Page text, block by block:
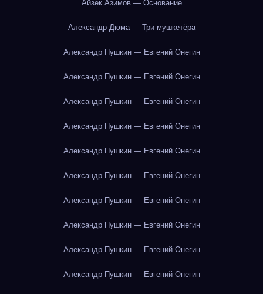
Айзек Азимов — Основание
Александр Дюма — Три мушкетёра
Александр Пушкин — Евгений Онегин
Александр Пушкин — Евгений Онегин
Александр Пушкин — Евгений Онегин
Александр Пушкин — Евгений Онегин
Александр Пушкин — Евгений Онегин
Александр Пушкин — Евгений Онегин
Александр Пушкин — Евгений Онегин
Александр Пушкин — Евгений Онегин
Александр Пушкин — Евгений Онегин
Александр Пушкин — Евгений Онегин